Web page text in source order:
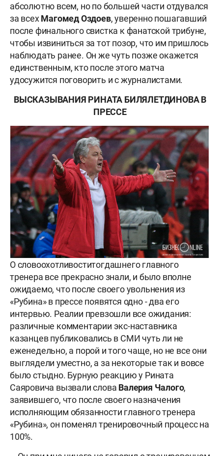
абсолютно всем, но по большей части отдувался
за всехМагомед Оздоев, уверенно пошагавший
после финального свистка к фанатской трибуне,
чтобы извиниться за тот позор, что им пришлось
наблюдать ранее. Он же чуть позже окажется
единственным, кто после этого матча
удосужится поговорить и с журналистами.
ВЫСКАЗЫВАНИЯ РИНАТА БИЛЯЛЕТДИНОВА В
ПРЕССЕ
О словоохотливоститогдашнего главного
тренера все прекрасно знали, и было вполне
ожидаемо, что после своего увольнения из
«Рубина» в прессе появятся одно - два его
интервью. Реалии превзошли все ожидания:
различные комментарии экс-наставника
казанцев публиковались в СМИ чуть ли не
еженедельно, а порой и того чаще, но не все они
выглядели уместно, а за некоторые так и вовсе
было стыдно. Бурную реакцию у Рината
Саяровича вызвали слова Валерия Чалого,
заявившего, что после своего назначения
исполняющим обязанности главного тренера
«Рубина», он поменял тренировочный процесс на
100%.